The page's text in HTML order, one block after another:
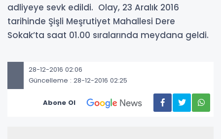
adliyeye sevk edildi. Olay, 23 Aralık 2016
tarihinde Şişli Meşrutiyet Mahallesi Dere
Sokak’ta saat 01.00 sıralarında meydana geldi.
28-12-2016 02:06
Güncelleme : 28-12-2016 02:25
Abone Ol